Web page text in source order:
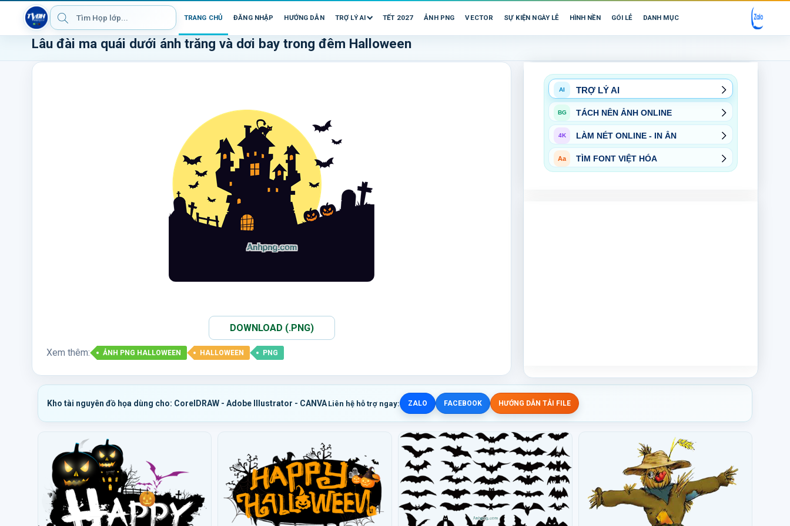
TRANG CHỦ ĐĂNG NHẬP HƯỚNG DẪN TRỢ LÝ AI TẾT 2027 ẢNH PNG VECTOR SỰ KIỆN NGÀY LỄ HÌNH NỀN GÓI LẺ DANH MỤC
Lâu đài ma quái dưới ánh trăng và dơi bay trong đêm Halloween
DOWNLOAD (.PNG)
Xem thêm: ẢNH PNG HALLOWEEN HALLOWEEN PNG
AI TRỢ LÝ AI
BG TÁCH NỀN ẢNH ONLINE
4K LÀM NÉT ONLINE - IN ẤN
Aa TÌM FONT VIỆT HÓA
Kho tài nguyên đồ họa dùng cho: CorelDRAW - Adobe Illustrator - CANVA Liên hệ hỗ trợ ngay: ZALO FACEBOOK HƯỚNG DẪN TẢI FILE